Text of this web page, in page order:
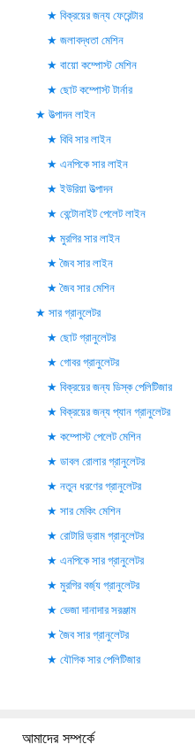
বিক্রয়ের জন্য ফেরেন্টার
জলাবদ্ধতা মেশিন
বায়ো কম্পোস্ট মেশিন
ছোট কম্পোস্ট টার্নার
উত্পাদন লাইন
বিবি সার লাইন
এনপিকে সার লাইন
ইউরিয়া উত্পাদন
বেন্টোনাইট পেলেট লাইন
মুরগির সার লাইন
জৈব সার লাইন
জৈব সার মেশিন
সার গ্রানুলেটর
ছোট গ্রানুলেটর
গোবর গ্রানুলেটর
বিক্রয়ের জন্য ডিস্ক পেলিটিজার
বিক্রয়ের জন্য প্যান গ্রানুলেটর
কম্পোস্ট পেলেট মেশিন
ডাবল রোলার গ্রানুলেটর
নতুন ধরণের গ্রানুলেটর
সার মেকিং মেশিন
রোটারি ড্রাম গ্রানুলেটর
এনপিকে সার গ্রানুলেটর
মুরগির বর্জ্য গ্রানুলেটর
ভেজা দানাদার সরঞ্জাম
জৈব সার গ্রানুলেটর
যৌগিক সার পেলিটিজার
আমাদের সম্পর্কে